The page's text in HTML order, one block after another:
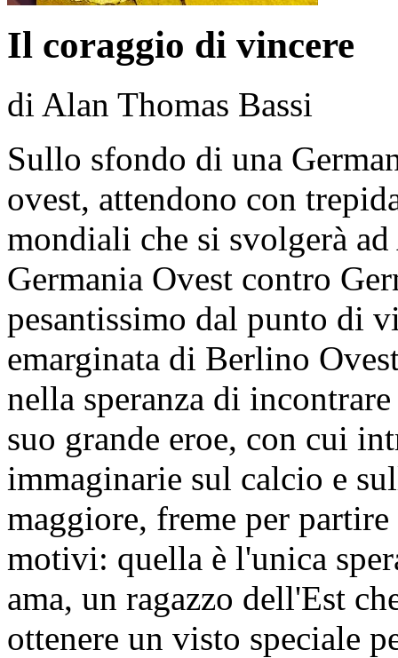
Il coraggio di vincere
di Alan Thomas Bassi
Sullo sfondo di una
ovest, attendono con
mondiali che si svolgerà
Germania Ovest contro
pesantissimo dal punto di
emarginata di Berlino
nella speranza di
suo grande eroe, con cui
immaginarie sul calcio e
maggiore, freme per
motivi: quella è l'unica
ama, un ragazzo dell'Est
ottenere un visto speciale